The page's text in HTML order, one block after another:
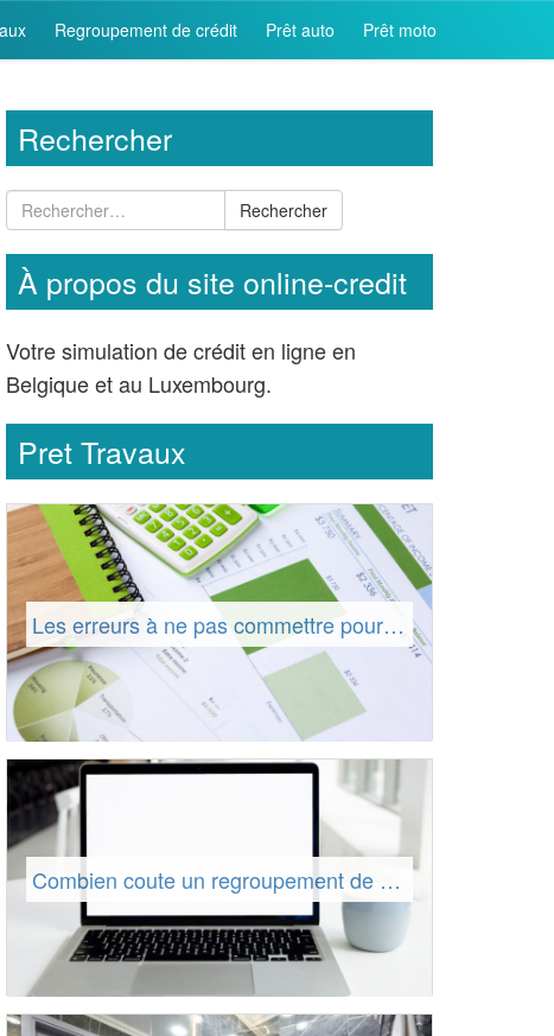
Regroupement de crédit Prêt auto Prêt moto
Rechercher
Rechercher
À propos du site online-credit
Votre simulation de crédit en ligne en
Belgique et au Luxembourg.
Pret Travaux
Les erreurs à ne pas commettre pour obtenir un prêt personnel en Belgique
Combien coute un regroupement de crédits ?